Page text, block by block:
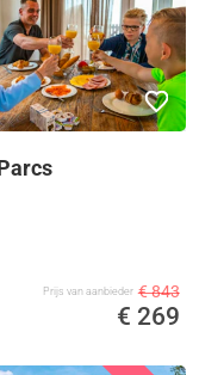
Prijs van aanbieder € 843
€ 269